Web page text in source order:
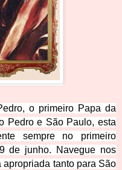
o primeiro Papa da
Pedro e São Paulo, esta
sempre no primeiro
de junho. Navegue nos
apropriada tanto para São